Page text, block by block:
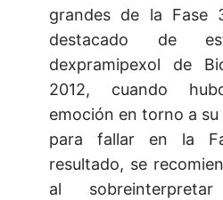
grandes de la Fase
destacado de
dexpramipexol de
2012, cuando
emoción en torno a
para fallar en la
resultado, se
al